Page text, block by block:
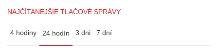
NAJČÍTANEJŠIE TLAČOVÉ SPRÁVY
4 hodiny 24 hodín 3 dni 7 dní